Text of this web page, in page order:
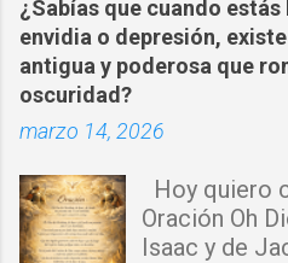
t
a
r
i
s
¿Sabías que cuando
envidia o depresión,
antigua y poderosa que
oscuridad?
marzo 14, 2026
Hoy quiero
Oración Oh
Isaac y de